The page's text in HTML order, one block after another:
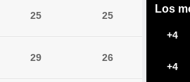
25 25
29 26
Los
+4
+4